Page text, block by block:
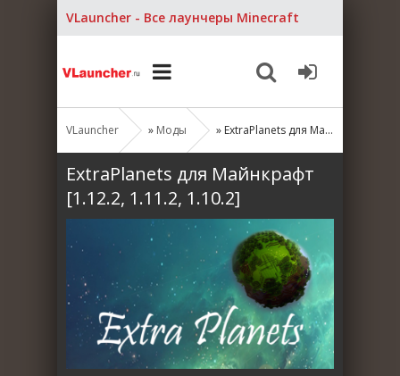
VLauncher - Все лаунчеры Minecraft
VLauncher » Моды » ExtraPlanets для Майнкрафт [1.12.2, 1.11.2, 1.10.2]
ExtraPlanets для Майнкрафт
[1.12.2, 1.11.2, 1.10.2]